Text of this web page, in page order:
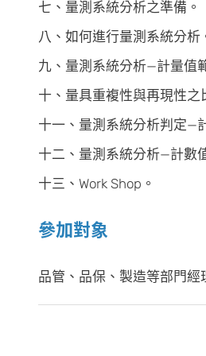
七、量測系統分析之準備。
八、如何進行量測系統分析
九、量測系統分析—計量值
十、量具重複性與再現性之
十一、量測系統分析判定—
十二、量測系統分析—計數
十三、Work Shop。
參加對象
品管、品保、製造等部門經